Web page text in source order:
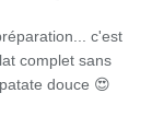
c'est
complet sans
douce 😍